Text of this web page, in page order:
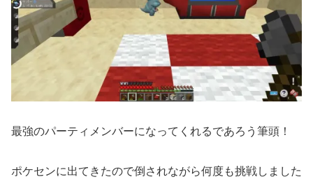
最強のパーティメンバーになってくれるであろう筆頭！
ポケセンに出てきたので倒されながら何度も挑戦しました